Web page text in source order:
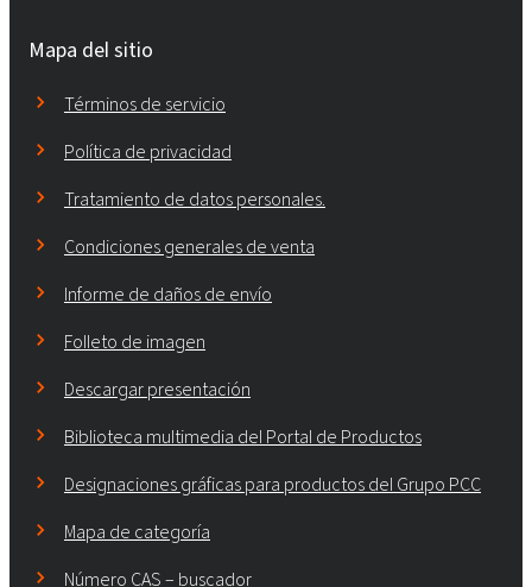
Mapa del sitio
Términos de servicio
Política de privacidad
Tratamiento de datos personales.
Condiciones generales de venta
Informe de daños de envío
Folleto de imagen
Descargar presentación
Biblioteca multimedia del Portal de Productos
Designaciones gráficas para productos del Grupo PCC
Mapa de categoría
Número CAS – buscador